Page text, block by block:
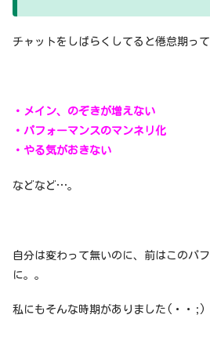
チャットをしばらくしてると倦怠期
・メイン、のぞきが増えない
・パフォーマンスのマンネリ化
・やる気がおきない
などなど…。
自分は変わって無いのに、前はこのパ
に。。
私にもそんな時期がありました(・・;)